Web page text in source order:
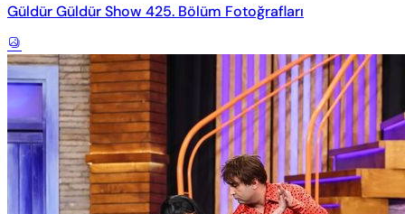
Güldür Güldür Show 425. Bölüm Fotoğrafları